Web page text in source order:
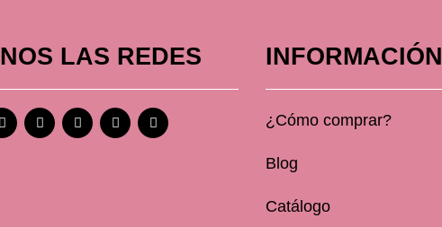
LAS REDES INFORMACIÓN
¿Cómo comprar?
Blog
Catálogo